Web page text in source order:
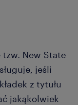
New State
jeśli
z tytułu
jakąkolwiek